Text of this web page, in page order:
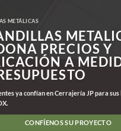
METÁLICAS
PRECIOS Y
A
ya confían en Cerrajería JP para
CONFÍENOS SU PROYECTO